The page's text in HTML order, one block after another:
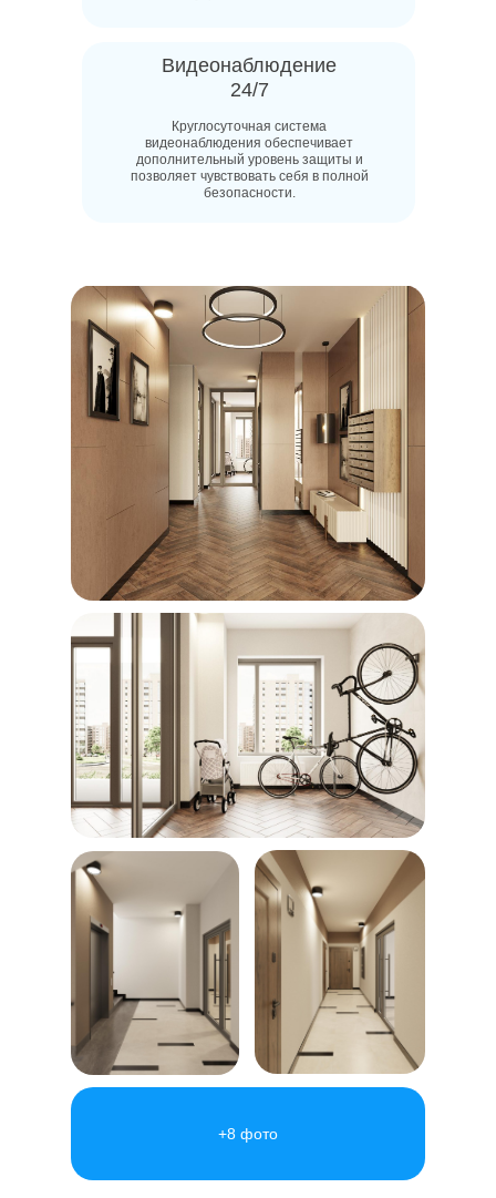
Круглосуточная система
видеонаблюдения обеспечивает
дополнительный уровень защиты и
позволяет чувствовать себя в полной
безопасности.
Видеонаблюдение
24/7
+8 фото